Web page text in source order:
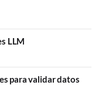
LLM
para validar datos